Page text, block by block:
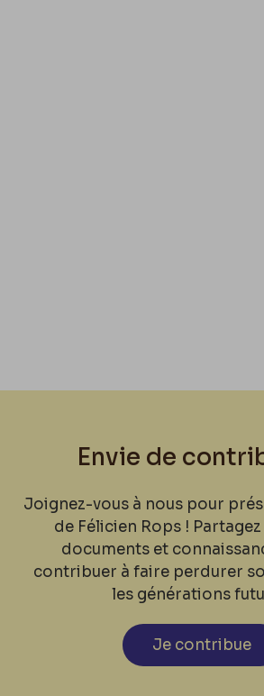
Envie de
Joignez-vous à nous pour
de Félicien Rops !
documents et
contribuer à faire perdurer
les générations
Je contribue